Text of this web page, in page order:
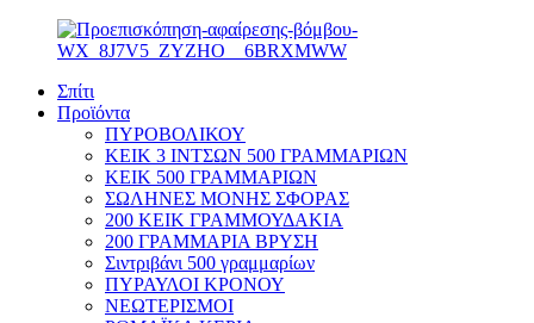
Σπίτι
Προϊόντα
ΠΥΡΟΒΟΛΙΚΟΥ
ΚΕΙΚ 3 ΙΝΤΣΩΝ 500 ΓΡΑΜΜΑΡΙΩΝ
ΚΕΙΚ 500 ΓΡΑΜΜΑΡΙΩΝ
ΣΩΛΗΝΕΣ ΜΟΝΗΣ ΣΦΟΡΑΣ
200 ΚΕΙΚ ΓΡΑΜΜΟΥΔΑΚΙΑ
200 ΓΡΑΜΜΑΡΙΑ ΒΡΥΣΗ
Σιντριβάνι 500 γραμμαρίων
ΠΥΡΑΥΛΟΙ ΚΡΟΝΟΥ
ΝΕΩΤΕΡΙΣΜΟΙ